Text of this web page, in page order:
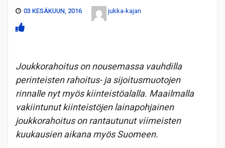
03 KESÄKUUN, 2016 jukka-kajan
Joukkorahoitus on nousemassa vauhdilla
perinteisten rahoitus- ja sijoitusmuotojen
rinnalle nyt myös kiinteistöalalla. Maailmalla
vakiintunut kiinteistöjen lainapohjainen
joukkorahoitus on rantautunut viimeisten
kuukausien aikana myös Suomeen.